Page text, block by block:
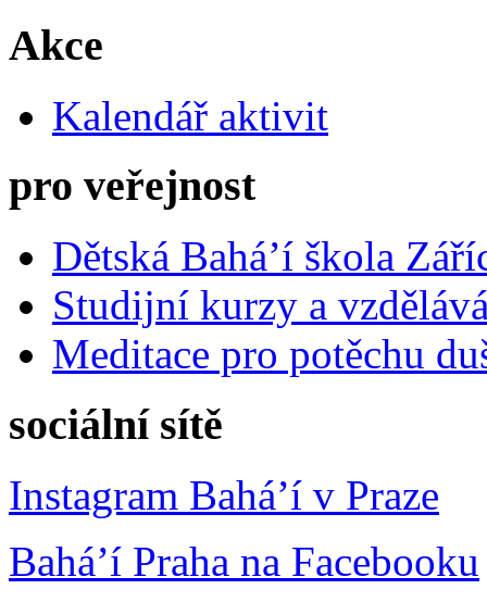
Akce
Kalendář aktivit
pro veřejnost
Dětská Bahá’í škola
Studijní kurzy a
Meditace pro potěchu
sociální sítě
Instagram Bahá’í v Praze
Bahá’í Praha na Facebooku